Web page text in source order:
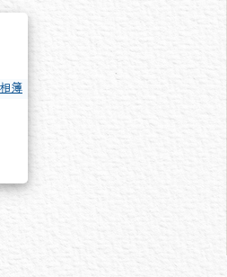
簿